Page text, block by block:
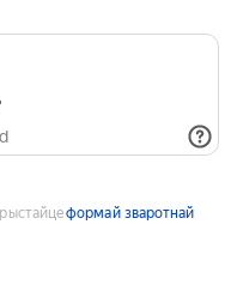
формай зваротнай